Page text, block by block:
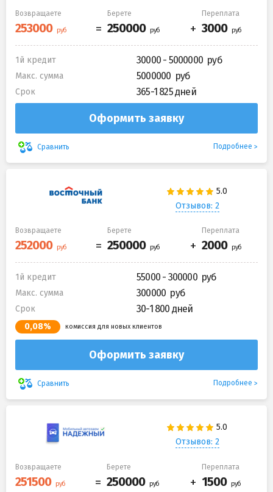
Возвращаете Берете Переплата
1й кредит 30000 - 5000000
Макс. сумма 5000000
Срок 365-1 825 дней
Оформить заявку
Сравнить Подробнее
Отзывов: 2
Возвращаете Берете Переплата
1й кредит 55000 - 300000
Макс. сумма 300000
Срок 30-1 800 дней
0,08% комиссия для новых клиентов
Оформить заявку
Сравнить Подробнее
Отзывов: 2
Возвращаете Берете Переплата